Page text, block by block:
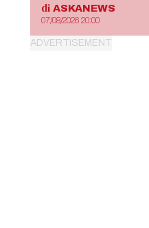
di ASKANEWS
07/08/2026 20:00